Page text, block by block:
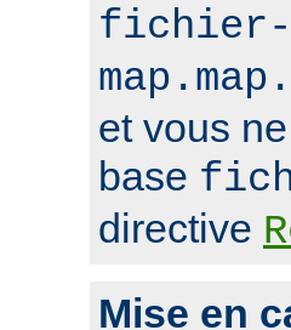
fichier-
et vous
base
directive
Mise en